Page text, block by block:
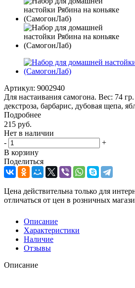
Артикул: 9002940
Для настаивания самогона. Вес: 74
декстроза, барбарис, дубовая щепа,
Подробнее
215 руб.
Нет в наличии
-
+
В корзину
Поделиться
Цена действительна только для
отличаться от цен в розничных
Описание
Характеристики
Наличие
Отзывы
Описание